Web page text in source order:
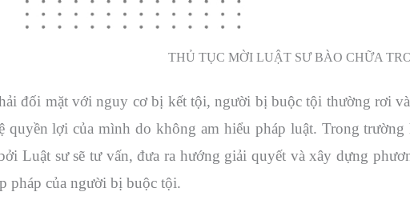
THỦ TỤC MỜI LUẬT SƯ BÀO CHỮA
đối mặt với nguy cơ bị kết tội, người bị buộc tội thường rơi
quyền lợi của mình do không am hiểu pháp luật. Trong
Luật sư sẽ tư vấn, đưa ra hướng giải quyết và xây dựng
pháp của người bị buộc tội.